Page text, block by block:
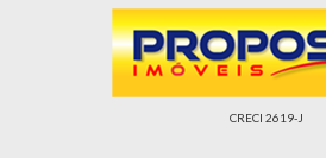
CRECI 2619-J